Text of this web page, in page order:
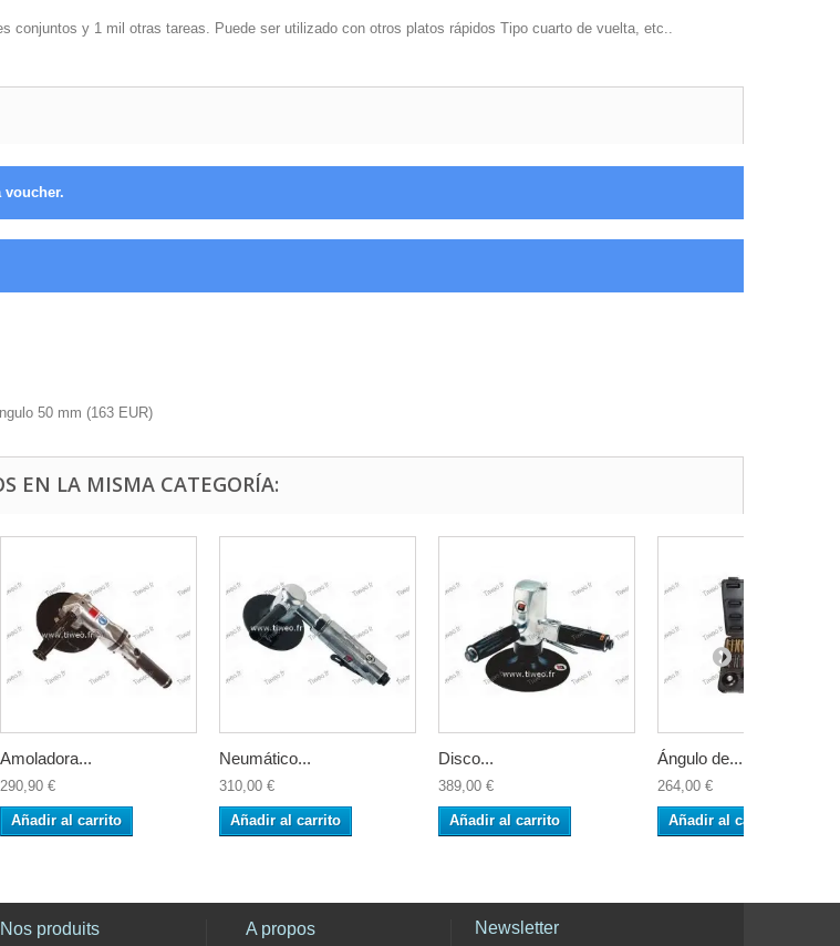
conjuntos y 1 mil otras tareas. Puede ser utilizado con otros platos rápidos Tipo cuarto de vuelta, etc..
voucher.
50 mm (163 EUR)
EN LA MISMA CATEGORÍA:
Amoladora...
290,90 €
Añadir al carrito
Neumático...
310,00 €
Añadir al carrito
Disco...
389,00 €
Añadir al carrito
Ángulo de...
264,00 €
Añadir al carrito
Nos produits A propos Newsletter